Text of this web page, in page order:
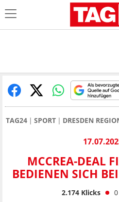
TAG24 SPORT DRESDEN
MCCREA-DEAL
BEDIENEN SICH
2.174Klicks 0